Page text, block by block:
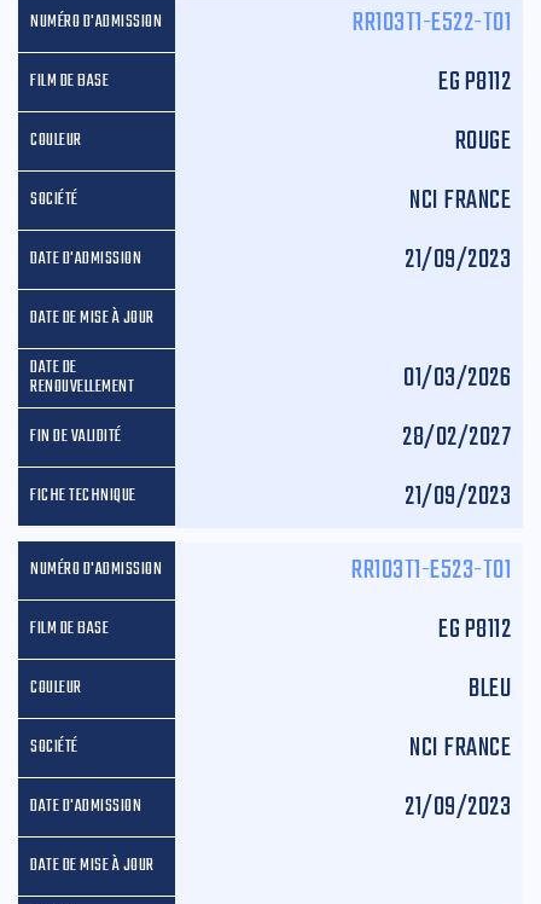
RR103T1-E522-T01
EG P8112
ROUGE
NCI FRANCE
21/09/2023
01/03/2026
28/02/2027
21/09/2023
RR103T1-E523-T01
EG P8112
BLEU
NCI FRANCE
21/09/2023